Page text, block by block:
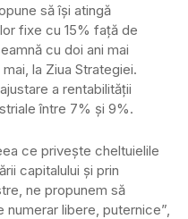
să își atingă
fixe cu 15% față de
cu doi ani mai
la Ziua Strategiei.
a rentabilității
între 7% și 9%.
ce privește cheltuielile
capitalului și prin
ne propunem să
libere, puternice”,